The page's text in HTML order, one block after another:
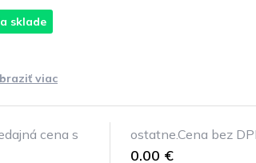
sklade
viac
cena s
ostatne.Cena bez
0.00 €